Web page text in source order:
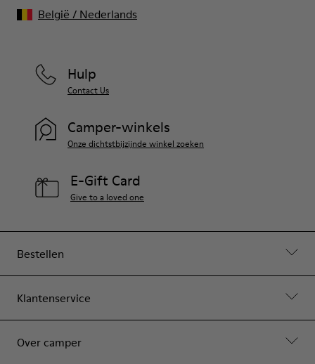
Bestellen
Klantenservice
Over camper
Hulp
Contact Us
Camper-winkels
Onze dichtstbijzijnde winkel zoeken
E-Gift Card
Give to a loved one
België / Nederlands